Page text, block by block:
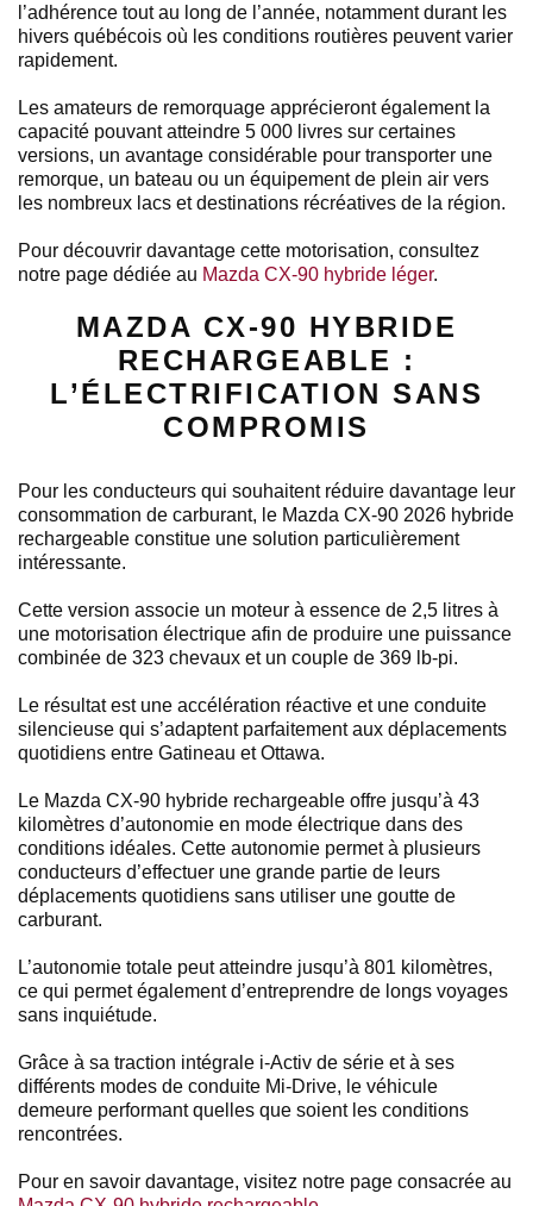
l’adhérence tout au long de l’année, notamment durant les
hivers québécois où les conditions routières peuvent varier
rapidement.
Les amateurs de remorquage apprécieront également la
capacité pouvant atteindre 5 000 livres sur certaines
versions, un avantage considérable pour transporter une
remorque, un bateau ou un équipement de plein air vers
les nombreux lacs et destinations récréatives de la région.
Pour découvrir davantage cette motorisation, consultez
notre page dédiée au Mazda CX-90 hybride léger.
MAZDA CX-90 HYBRIDE
RECHARGEABLE :
L’ÉLECTRIFICATION SANS
COMPROMIS
Pour les conducteurs qui souhaitent réduire davantage leur
consommation de carburant, le Mazda CX-90 2026 hybride
rechargeable constitue une solution particulièrement
intéressante.
Cette version associe un moteur à essence de 2,5 litres à
une motorisation électrique afin de produire une puissance
combinée de 323 chevaux et un couple de 369 lb-pi.
Le résultat est une accélération réactive et une conduite
silencieuse qui s’adaptent parfaitement aux déplacements
quotidiens entre Gatineau et Ottawa.
Le Mazda CX-90 hybride rechargeable offre jusqu’à 43
kilomètres d’autonomie en mode électrique dans des
conditions idéales. Cette autonomie permet à plusieurs
conducteurs d’effectuer une grande partie de leurs
déplacements quotidiens sans utiliser une goutte de
carburant.
L’autonomie totale peut atteindre jusqu’à 801 kilomètres,
ce qui permet également d’entreprendre de longs voyages
sans inquiétude.
Grâce à sa traction intégrale i-Activ de série et à ses
différents modes de conduite Mi-Drive, le véhicule
demeure performant quelles que soient les conditions
rencontrées.
Pour en savoir davantage, visitez notre page consacrée au